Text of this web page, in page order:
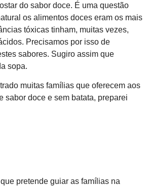
do sabor doce. É uma questão
os alimentos doces eram os mais
tóxicas tinham, muitas vezes,
Precisamos por isso de
sabores. Sugiro assim que
sopa.
muitas famílias que oferecem aos
sabor doce e sem batata, preparei
pretende guiar as famílias na